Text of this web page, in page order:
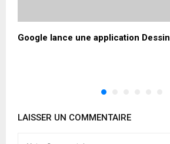
Google lance une application Dessin
LAISSER UN COMMENTAIRE